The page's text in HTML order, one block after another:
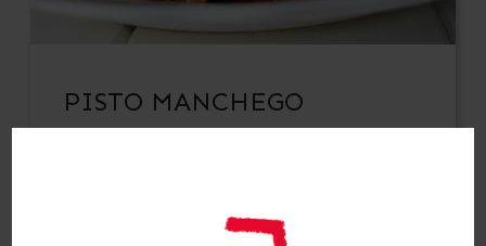
PISTO MANCHEGO